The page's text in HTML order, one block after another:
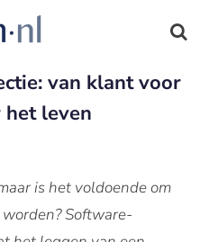
van klant voor
leven
is het voldoende om
Software-